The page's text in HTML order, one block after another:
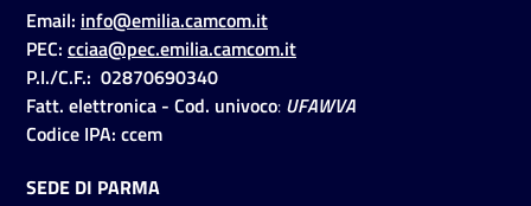
Accedi
Registrati
Email: info@emilia.camcom.it
PEC: cciaa@pec.emilia.camcom.it
P.I./C.F.: 02870690340
Fatt. elettronica - Cod. univoco: UFAWVA
Codice IPA: ccem
SEDE DI PARMA